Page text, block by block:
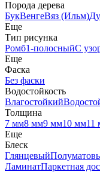
Порода дерева
БукВенгеВяз (Ильм)
Еще
Тип рисунка
Ромб1-полосныйС
Еще
Фаска
Без фаски
Водостойкость
Влагостойкий
Толщина
7 мм8 мм9 мм10 мм11
Еще
Блеск
Глянцевый
ЛаминатПаркетная